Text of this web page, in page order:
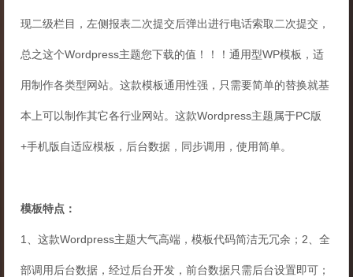
现二级栏目，左侧报表二次提交后弹出进行电话索取二次提交，
总之这个Wordpress主题您下载的值！！！通用型WP模板，适
用制作各类型网站。这款模板通用性强，只需要简单的替换就基
本上可以制作其它各行业网站。这款Wordpress主题属于PC版
+手机版自适应模板，后台数据，同步调用，使用简单。
模板特点：
1、这款Wordpress主题大气高端，模板代码简洁无冗余；2、全
部调用后台数据，经过后台开发，前台数据只需后台设置即可；